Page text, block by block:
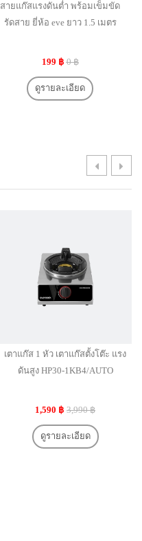
สายแก๊สแรงดันต่ำ พร้อมเข็มขัด
รัดสาย ยี่ห้อ eve ยาว 1.5 เมตร
199 ฿ 0 ฿
ดูรายละเอียด
เตาแก๊ส 1 หัว เตาแก๊สตั้งโต๊ะ แรง
ดันสูง HP30-1KB4/AUTO
1,590 ฿ 3,990 ฿
ดูรายละเอียด